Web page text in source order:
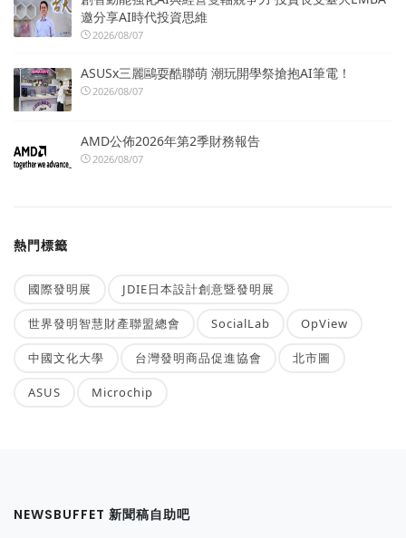
邀分享AI時代投資思維
2026/08/07
ASUSx三麗鷗耍酷聯萌 潮玩開學祭搶抱AI筆電！
2026/08/07
AMD公佈2026年第2季財務報告
2026/08/07
熱門標籤
國際發明展 JDIE日本設計創意暨發明展
世界發明智慧財產聯盟總會 SocialLab OpView
中國文化大學 台灣發明商品促進協會 北市圖
ASUS Microchip
NEWSBUFFET 新聞稿自助吧